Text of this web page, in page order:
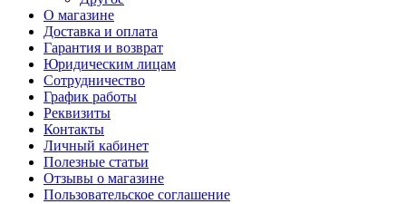
О магазине
Доставка и оплата
Гарантия и возврат
Юридическим лицам
Сотрудничество
График работы
Реквизиты
Контакты
Личный кабинет
Полезные статьи
Отзывы о магазине
Пользовательское соглашение